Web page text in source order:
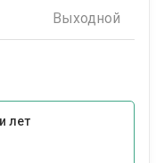
Выходной
лет